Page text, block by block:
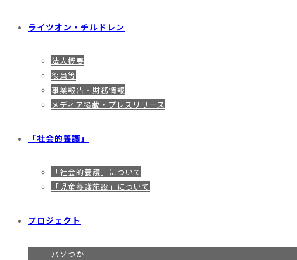
ライツオン・チルドレン
法人概要
役員等
事業報告・財務情報
メディア掲載・プレスリリース
「社会的養護」
「社会的養護」について
「児童養護施設」について
プロジェクト
パソつか